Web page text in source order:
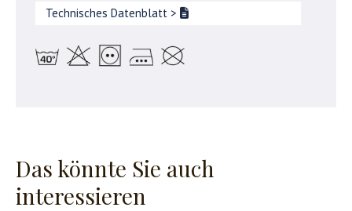
Technisches Datenblatt >
Das könnte Sie auch
interessieren